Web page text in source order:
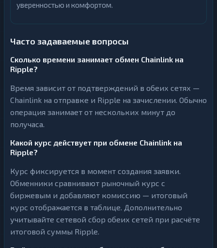
уверенностью и комфортом.
Часто задаваемые вопросы
Сколько времени занимает обмен Chainlink на
Ripple?
Время зависит от подтверждений в обеих сетях —
Chainlink на отправке и Ripple на зачислении. Обычно
операция занимает от нескольких минут до
получаса.
Какой курс действует при обмене Chainlink на
Ripple?
Курс фиксируется в момент создания заявки.
Обменники сравнивают рыночный курс с
биржевым и добавляют комиссию — итоговый
курс отображается в таблице. Дополнительно
учитывайте сетевой сбор обеих сетей при расчёте
итоговой суммы Ripple.